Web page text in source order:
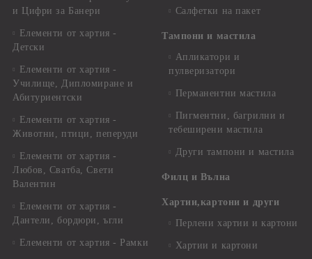
и Цифри за Банери
Елементи от хартия -
Детски
Елементи от хартия -
Училище, Дипломиране и
Абитуриентски
Елементи от хартия -
Животни, птици, пеперуди
Елементи от хартия -
Любов, Сватба, Свети
Валентин
Елементи от хартия -
Дантели, бордюри, ъгли
Елементи от хартия - Рамки
Салфетки на пакет
Тампони и мастила
Апликатори и
пулверизатори
Перманентни мастила
Пигментни, багрилни и
тебеширени мастила
Други тампони и мастила
Филц и Вълна
Хартии,картони и други
Перлени хартии и картони
Хартии и картони